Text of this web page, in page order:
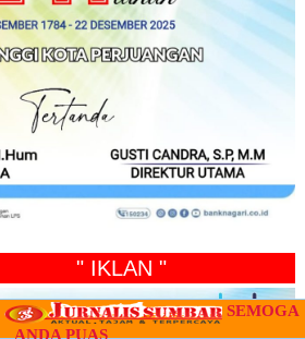
" IKLAN "
SEMOGA
ANDA PUAS